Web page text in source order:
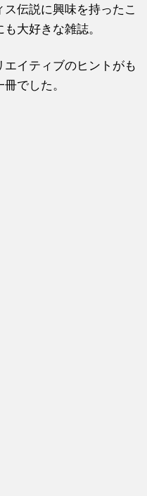
伝説に興味を持ったこ
大好きな雑誌。
イティブのヒントがも
でした。